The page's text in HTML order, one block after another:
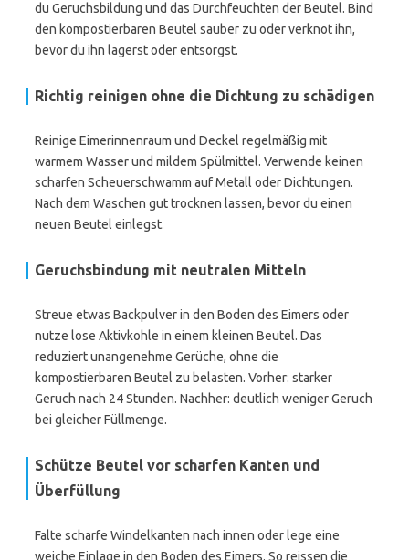
du Geruchsbildung und das Durchfeuchten der Beutel. Bind
den kompostierbaren Beutel sauber zu oder verknot ihn,
bevor du ihn lagerst oder entsorgst.
Richtig reinigen ohne die Dichtung zu schädigen
Reinige Eimerinnenraum und Deckel regelmäßig mit
warmem Wasser und mildem Spülmittel. Verwende keinen
scharfen Scheuerschwamm auf Metall oder Dichtungen.
Nach dem Waschen gut trocknen lassen, bevor du einen
neuen Beutel einlegst.
Geruchsbindung mit neutralen Mitteln
Streue etwas Backpulver in den Boden des Eimers oder
nutze lose Aktivkohle in einem kleinen Beutel. Das
reduziert unangenehme Gerüche, ohne die
kompostierbaren Beutel zu belasten. Vorher: starker
Geruch nach 24 Stunden. Nachher: deutlich weniger Geruch
bei gleicher Füllmenge.
Schütze Beutel vor scharfen Kanten und
Überfüllung
Falte scharfe Windelkanten nach innen oder lege eine
weiche Einlage in den Boden des Eimers. So reissen die